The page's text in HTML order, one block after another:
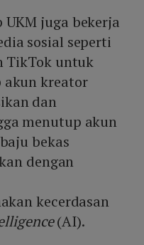
UKM juga bekerja
sosial seperti
TikTok untuk
akun kreator
dan
menutup akun
bekas
dengan
kecerdasan
(AI).